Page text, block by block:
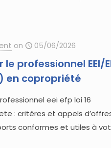
on 05/06/2026
le professionnel EEI/
en copropriété
eei efp loi 16
: critères et appels
conformes et utiles à